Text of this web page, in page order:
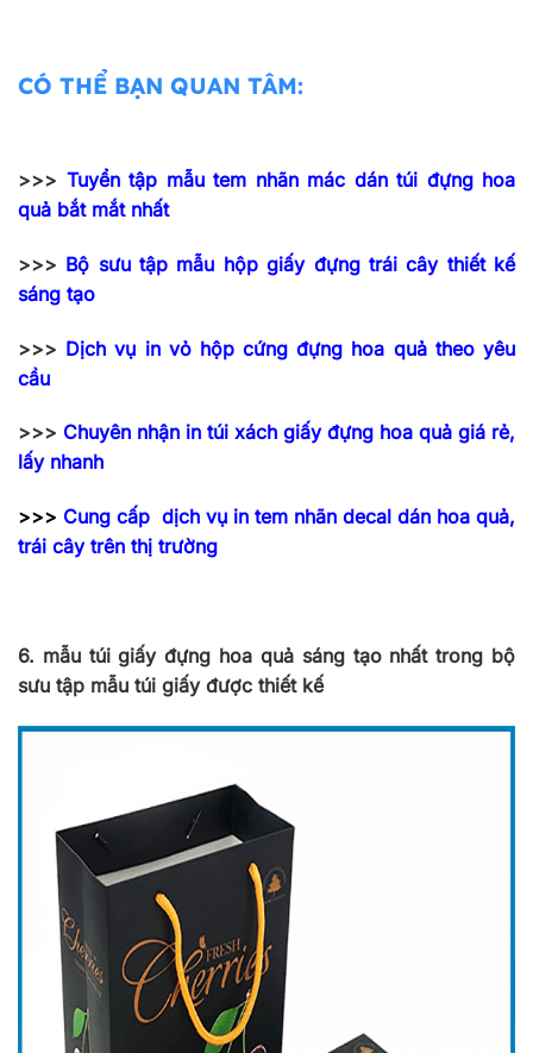
CÓ THỂ BẠN QUAN TÂM:
>>> Tuyển tập mẫu tem nhãn mác dán túi đựng hoa
quả bắt mắt nhất
>>> Bộ sưu tập mẫu hộp giấy đựng trái cây thiết kế
sáng tạo
>>> Dịch vụ in vỏ hộp cứng đựng hoa quả theo yêu
cầu
>>> Chuyên nhận in túi xách giấy đựng hoa quả giá rẻ,
lấy nhanh
>>> Cung cấp dịch vụ in tem nhãn decal dán hoa quả,
trái cây trên thị trường
6. mẫu túi giấy đựng hoa quả sáng tạo nhất trong bộ
sưu tập mẫu túi giấy được thiết kế